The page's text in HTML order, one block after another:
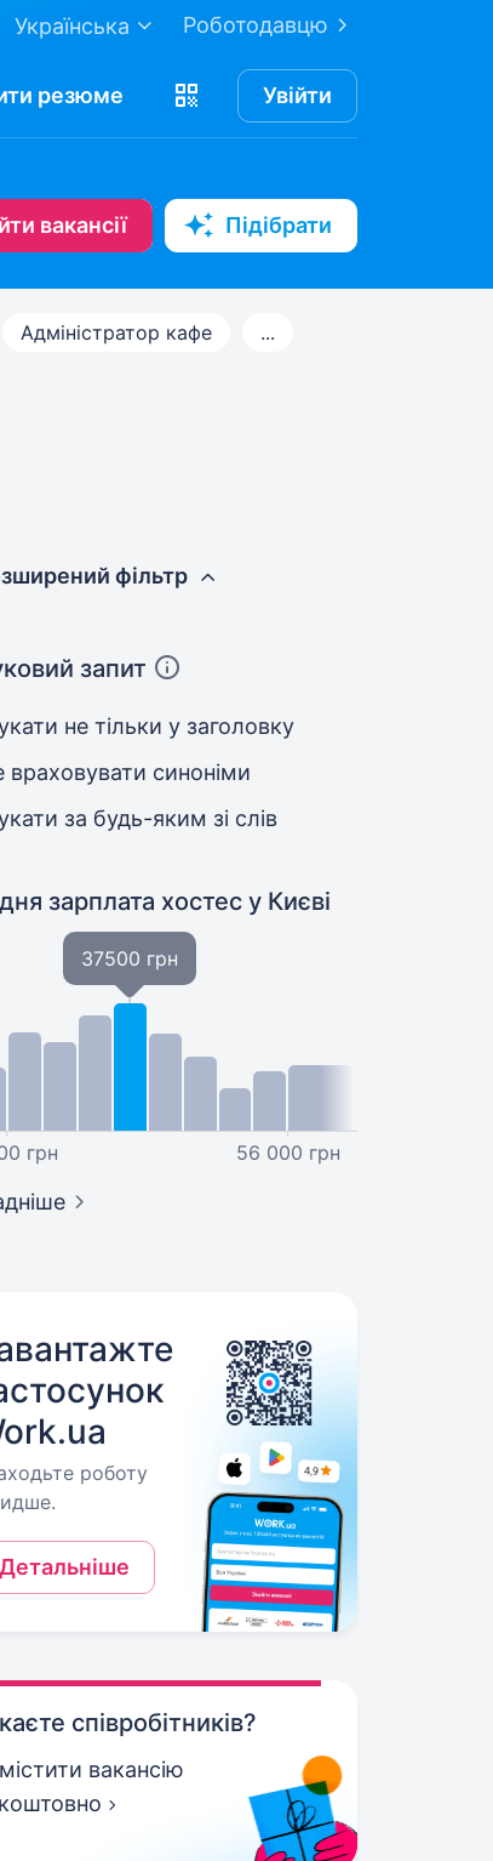
Роботодавцю
Українська
резюме Увійти
вакансії Підібрати
Адміністратор кафе ...
фільтр
запит
не тільки у заголовку
враховувати синоніми
за будь-яким зі слів
зарплата хостесу Києві
грн
37500 грн
56 000 грн
роботу
Детальніше
співробітників?
вакансію